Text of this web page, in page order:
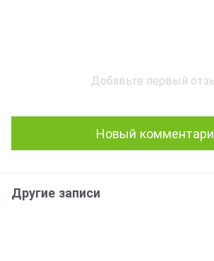
Добавьте первый
Новый
Другие записи